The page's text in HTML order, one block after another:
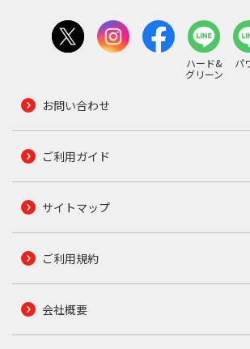
ハード&
グリーン
パ
お問い合わせ
ご利用ガイド
サイトマップ
ご利用規約
会社概要